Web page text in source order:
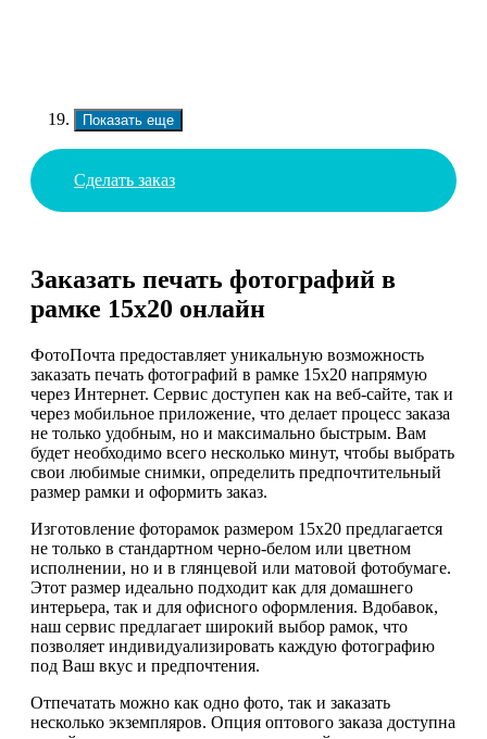
Показать еще
Сделать заказ
Заказать печать фотографий в
рамке 15х20 онлайн
ФотоПочта предоставляет уникальную возможность
заказать печать фотографий в рамке 15х20 напрямую
через Интернет. Сервис доступен как на веб-сайте, так и
через мобильное приложение, что делает процесс заказа
не только удобным, но и максимально быстрым. Вам
будет необходимо всего несколько минут, чтобы выбрать
свои любимые снимки, определить предпочтительный
размер рамки и оформить заказ.
Изготовление фоторамок размером 15х20 предлагается
не только в стандартном черно-белом или цветном
исполнении, но и в глянцевой или матовой фотобумаге.
Этот размер идеально подходит как для домашнего
интерьера, так и для офисного оформления. Вдобавок,
наш сервис предлагает широкий выбор рамок, что
позволяет индивидуализировать каждую фотографию
под Ваш вкус и предпочтения.
Отпечатать можно как одно фото, так и заказать
несколько экземпляров. Опция оптового заказа доступна